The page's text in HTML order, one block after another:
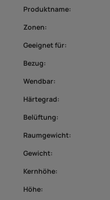
Produktname:
Zonen:
Geeignet für:
Bezug:
Wendbar:
Härtegrad:
Belüftung:
Raumgewicht:
Gewicht:
Kernhöhe:
Höhe: